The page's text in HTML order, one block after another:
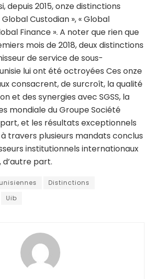
depuis 2015, onze distinctions
Custodian », « Global
Finance ». A noter que rien que
mois de 2018, deux distinctions
de service de sous-
lui ont été octroyées Ces onze
consacrent, de surcroît, la qualité
et des synergies avec SGSS, la
mondiale du Groupe Société
part, et les résultats exceptionnels
à travers plusieurs mandats conclus
institutionnels internationaux
part.
Distinctions
Uib